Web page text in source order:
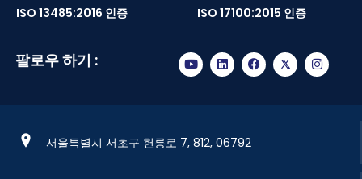
ISO 13485:2016 인증 ISO 17100:2015 인증
팔로우 하기 :
서울특별시 서초구 헌릉로 7, 812, 06792